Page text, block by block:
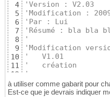
4
5
6
7
8
9
10
11
12
13
14
'Version : V2.03
'Modification :
'Par : Lui
'Résumé : bla bla
'
'Modification
'   V1.01
'   création
'
'   V1.02
'   Changement
à utiliser comme gabarit pour
Est-ce que je devrais indiquer